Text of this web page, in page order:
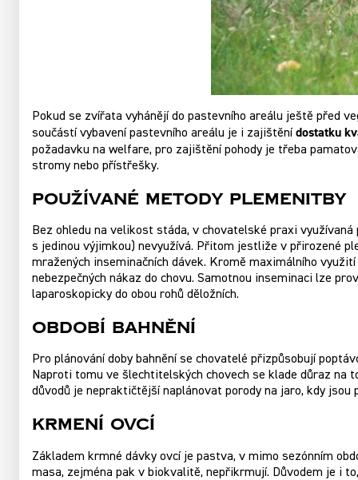
Pokud se zvířata vyhánějí do pastevního areálu ještě před
součástí vybavení pastevního areálu je i zajištění dostatku
požadavku na welfare, pro zajištění pohody je třeba
stromy nebo přístřešky.
Používané metody plemenitby
Bez ohledu na velikost stáda, v chovatelské praxi
s jedinou výjimkou) nevyužívá. Přitom jestliže v přirozené
mražených inseminačních dávek. Kromě maximálního
nebezpečných nákaz do chovu. Samotnou inseminaci lze
laparoskopicky do obou rohů děložních.
Období bahnění
Pro plánování doby bahnění se chovatelé přizpůsobují
Naproti tomu ve šlechtitelských chovech se klade důraz na
důvodů je nepraktičtější naplánovat porody na jaro, kdy
Krmení ovcí
Základem krmné dávky ovcí je pastva, v mimo sezónním
masa, zejména pak v biokvalitě, nepřikrmují. Důvodem je i